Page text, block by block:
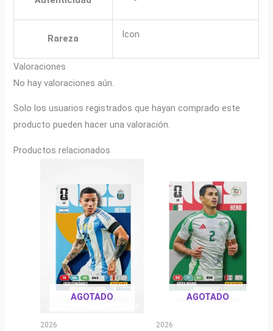
Rareza Icon
Valoraciones
No hay valoraciones aún.
Solo los usuarios registrados que hayan comprado este
producto pueden hacer una valoración.
Productos relacionados
AGOTADO
2026
AGOTADO
2026